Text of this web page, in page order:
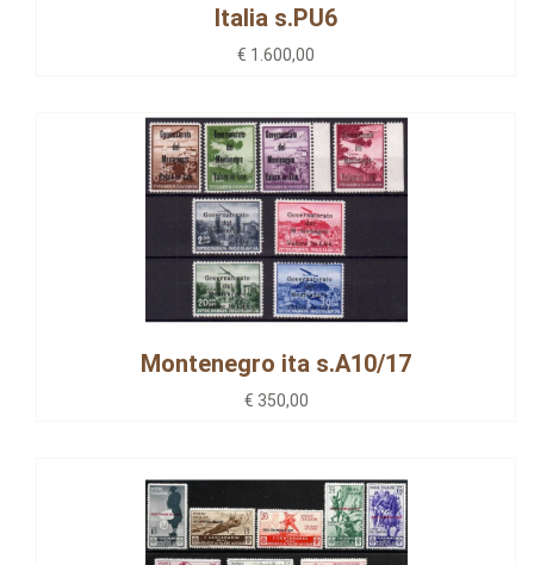
Italia s.PU6
€ 1.600,00
Montenegro ita s.A10/17
€ 350,00